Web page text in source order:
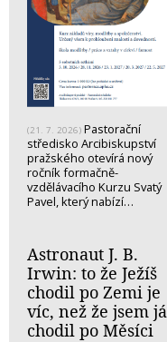
(21. 7. 2026) Pastorační
středisko Arcibiskupství
pražského otevírá nový
ročník formačně-
vzdělávacího Kurzu Svatý
Pavel, který nabízí…
Astronaut J. B.
Irwin: to že Ježíš
chodil po Zemi je
víc, než že jsem já
chodil po Měsíci